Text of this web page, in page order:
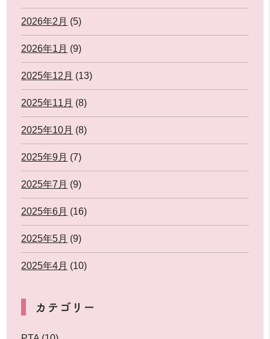
2026年2月 (5)
2026年1月 (9)
2025年12月 (13)
2025年11月 (8)
2025年10月 (8)
2025年9月 (7)
2025年7月 (9)
2025年6月 (16)
2025年5月 (9)
2025年4月 (10)
カテゴリー